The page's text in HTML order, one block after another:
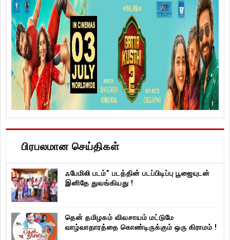
பிரபலமான செய்திகள்
ஃபேமிலி படம்” படத்தின் படப்பிடிப்பு பூஜையுடன்
இனிதே துவங்கியது !
தென் தமிழகம் விவசாயம் மட்டுமே
வாழ்வாதாரத்தை கொண்டிருக்கும் ஒரு கிராமம் !